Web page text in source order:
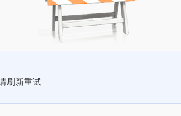
刷新重试